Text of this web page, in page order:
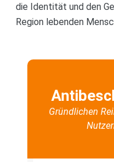
die Identität und den
Region lebenden
Gründlichen